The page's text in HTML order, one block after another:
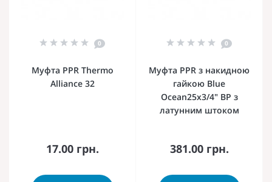
0
Муфта PPR Thermo
Alliance 32
17.00 грн.
0
Муфта PPR з накидною
гайкою Blue
Ocean25х3/4" ВР з
латунним штоком
381.00 грн.